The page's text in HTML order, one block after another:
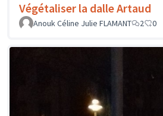
Végétaliser la dalle Artaud
Anouk Céline Julie FLAMANT
2 0